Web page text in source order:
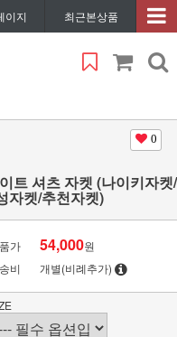
이지 최근본상품
0
트 셔츠 자켓 (나이키자켓/
자켓/추천자켓)
가 54,000원
비
개별(비례추가)